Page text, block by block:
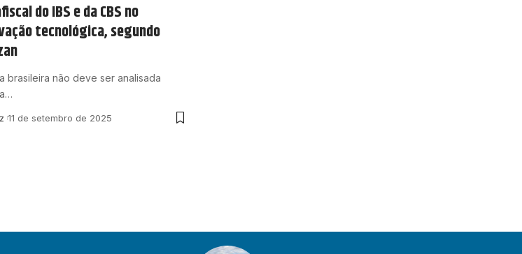
do IBS e da CBS no
tecnológica, segundo
brasileira não deve ser analisada
11 de setembro de 2025